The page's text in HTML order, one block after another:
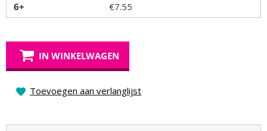
6+
€7.55
IN WINKELWAGEN
Toevoegen aan verlanglijst